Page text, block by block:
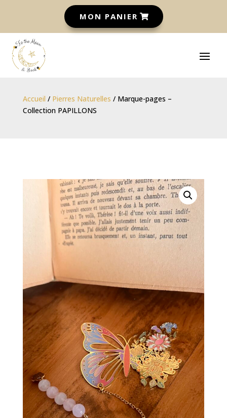
MON PANIER
Accueil / Pierres Naturelles / Marque-pages –
Collection PAPILLONS